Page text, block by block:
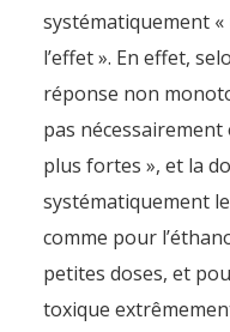
systématiquement
l’effet ». En effet,
réponse non
pas nécessairement
plus fortes », et la
systématiquement
comme pour
petites doses, et
toxique